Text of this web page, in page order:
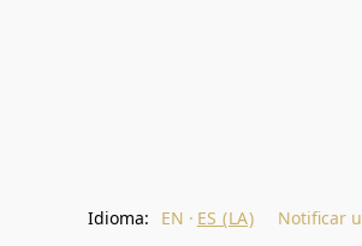
Idioma: EN ES (LA) Notificar